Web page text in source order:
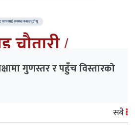
गुणस्तर र पहुँच विस्तारको
सबै